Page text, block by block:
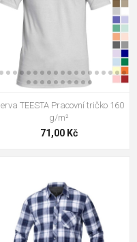
TEESTA Pracovní tričko 160
g/m²
71,00 Kč